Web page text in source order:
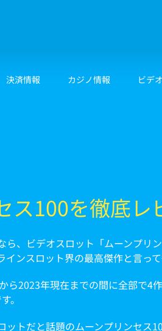
決済情報 カジノ情報 ビデ
ス100を徹底
ら、ビデオスロット「ムーンプリ
インスロット界の最高傑作と言っ
ら2023年現在までの間に全部で4
。
ットだと話題のムーンプリンセス